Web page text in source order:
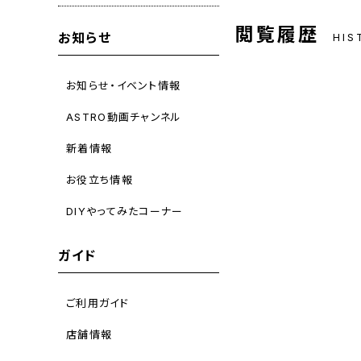
お知らせ
お知らせ・イベント情報
ASTRO動画チャンネル
新着情報
お役立ち情報
DIYやってみたコーナー
ガイド
ご利用ガイド
店舗情報
閲覧履歴